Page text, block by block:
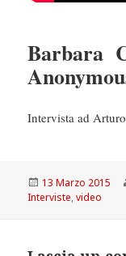
Barbara
Intervista ad
Scritto
il
13 Marzo 2015
Interviste,video